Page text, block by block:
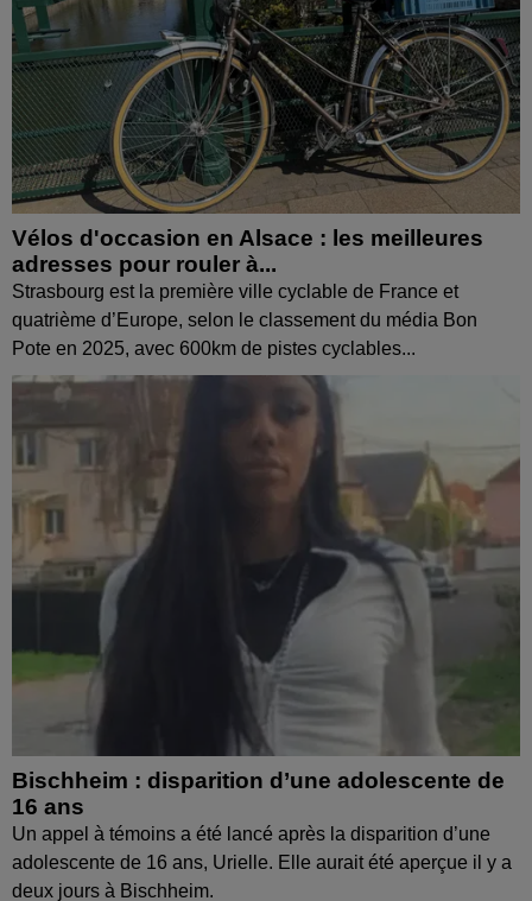
Vélos d'occasion en Alsace : les meilleures
adresses pour rouler à...
Strasbourg est la première ville cyclable de France et
quatrième d’Europe, selon le classement du média Bon
Pote en 2025, avec 600km de pistes cyclables...
Bischheim : disparition d’une adolescente de
16 ans
Un appel à témoins a été lancé après la disparition d’une
adolescente de 16 ans, Urielle. Elle aurait été aperçue il y a
deux jours à Bischheim.